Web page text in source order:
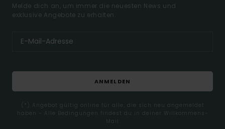
Melde dich an, um immer die neuesten News und
exklusive Angebote zu erhalten.
ANMELDEN
(*) Angebot gültig online für alle, die sich neu angemeldet
haben - Alle Bedingungen findest du in deiner Willkommens-
Mail